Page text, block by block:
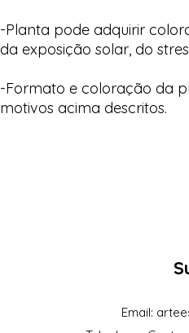
-Planta pode adquirir
da exposição solar, do
-Formato e coloração da
motivos acima descritos.
Email: